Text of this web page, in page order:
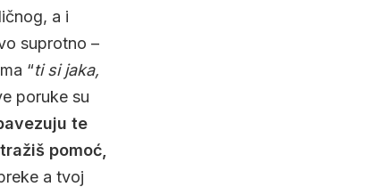
a i
suprotno –
“ti si jaka,
poruke su
te
pomoć,
a tvoj